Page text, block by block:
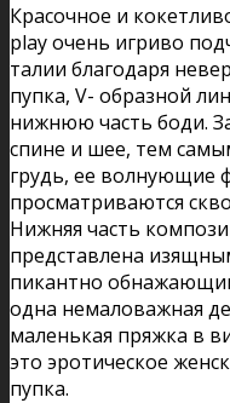
Красочное и
play очень игриво
талии благодаря
пупка, V- образной
нижнюю часть боди.
спине и шее, тем
грудь, ее волнующие
просматриваются
Нижняя часть
представлена
пикантно
одна немаловажная
маленькая пряжка в
это эротическое
пупка.